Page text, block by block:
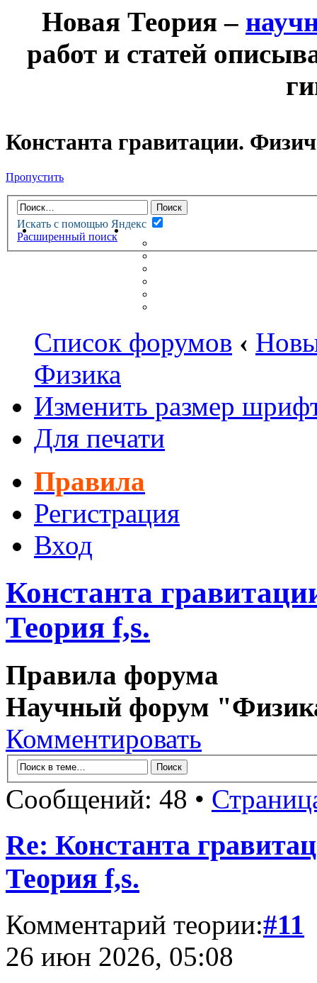
Новая Теория –
работ и статей
Константа гравитации.
Пропустить
Искать с помощью Яндекс
Расширенный поиск
НОВАЯ ТЕОРИЯФОРУМ
НЕПРОЧИТАННЫЕ
Список форумов ‹
Физика
Изменить размер
Для печати
Правила
Регистрация
Вход
Константа
Теория f,s.
Правила форума
Научный форум
Комментировать
Сообщений: 48 •
Re: Константа
Теория f,s.
Комментарий теории:#11
26 июн 2026, 05:08